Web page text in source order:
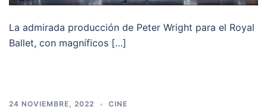
La admirada producción de Peter Wright para el Royal
Ballet, con magníficos […]
24 NOVIEMBRE, 2022 CINE